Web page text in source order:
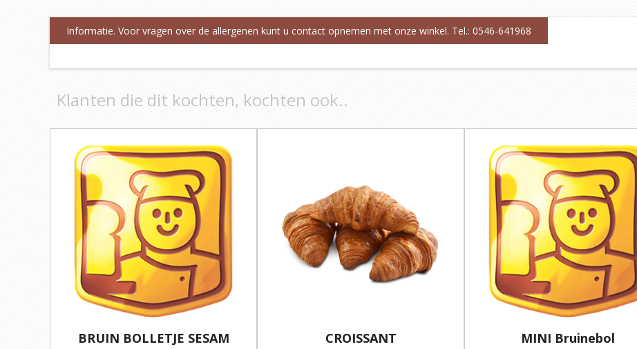
Informatie. Voor vragen over de allergenen kunt u contact opnemen met onze winkel. Tel.: 0546-641968
Klanten die dit kochten, kochten ook..
BRUIN BOLLETJE SESAM CROISSANT MINI Bruinebol